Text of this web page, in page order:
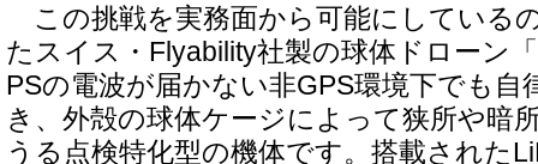
この挑戦を実務面から可能にしている
たスイス・Flyability社製の球体ドローン
PSの電波が届かない非GPS環境下でも自
き、外殻の球体ケージによって狭所や暗
うる点検特化型の機体です。搭載された